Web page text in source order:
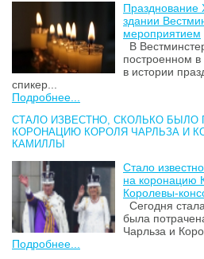
Празднование
здании
мероприятием
В
построенном
в истории
спикер...
Подробнее...
СТАЛО ИЗВЕСТНО, СКОЛЬКО БЫЛО
КОРОНАЦИЮ КОРОЛЯ ЧАРЛЬЗА И
КАМИЛЛЫ
Стало
на коронацию
Королевы-
Сегодня
была
Чарльза и
Подробнее...